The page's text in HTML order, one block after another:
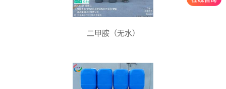
二甲胺（无水）